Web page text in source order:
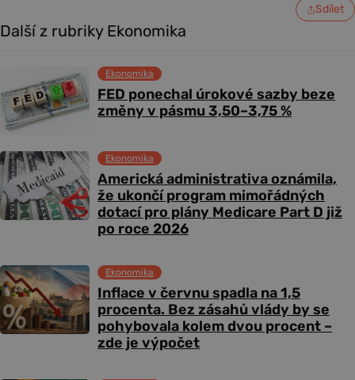
Sdílet
Další z rubriky Ekonomika
FED ponechal úrokové sazby beze
změny v pásmu 3,50–3,75 %
Ekonomika
Americká administrativa oznámila,
že ukončí program mimořádných
dotací pro plány Medicare Part D již
po roce 2026
Ekonomika
Inflace v červnu spadla na 1,5
procenta. Bez zásahů vlády by se
pohybovala kolem dvou procent –
zde je výpočet
Ekonomika